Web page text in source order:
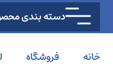
دسته بندی
خانه فروشگاه